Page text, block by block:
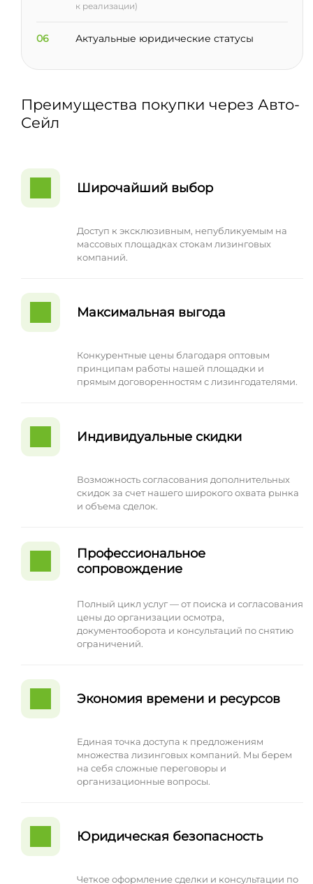
к реализации)
06 Актуальные юридические статусы
Преимущества покупки через Авто-
Сейл
Широчайший выбор
Доступ к эксклюзивным, непубликуемым на
массовых площадках стокам лизинговых
компаний.
Максимальная выгода
Конкурентные цены благодаря оптовым
принципам работы нашей площадки и
прямым договоренностям с лизингодателями.
Индивидуальные скидки
Возможность согласования дополнительных
скидок за счет нашего широкого охвата рынка
и объема сделок.
Профессиональное
сопровождение
Полный цикл услуг — от поиска и согласования
цены до организации осмотра,
документооборота и консультаций по снятию
ограничений.
Экономия времени и ресурсов
Единая точка доступа к предложениям
множества лизинговых компаний. Мы берем
на себя сложные переговоры и
организационные вопросы.
Юридическая безопасность
Четкое оформление сделки и консультации по